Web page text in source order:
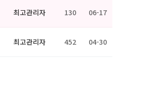
최고관리자 130 06-17
최고관리자 452 04-30